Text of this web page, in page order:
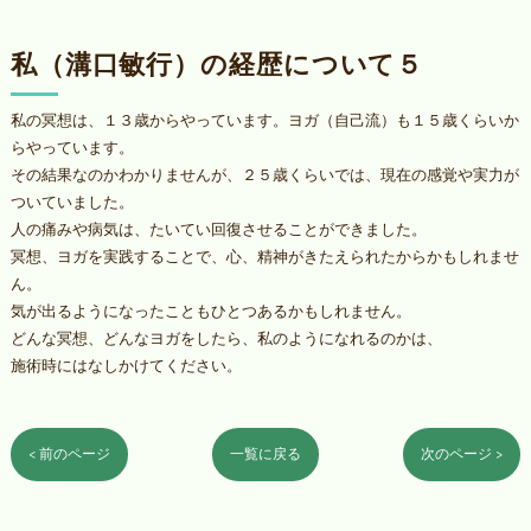
私（溝口敏行）の経歴について５
私の冥想は、１３歳からやっています。ヨガ（自己流）も１５歳くらいか
らやっています。
その結果なのかわかりませんが、２５歳くらいでは、現在の感覚や実力が
ついていました。
人の痛みや病気は、たいてい回復させることができました。
冥想、ヨガを実践することで、心、精神がきたえられたからかもしれませ
ん。
気が出るようになったこともひとつあるかもしれません。
どんな冥想、どんなヨガをしたら、私のようになれるのかは、
施術時にはなしかけてください。
< 前のページ 一覧に戻る 次のページ >